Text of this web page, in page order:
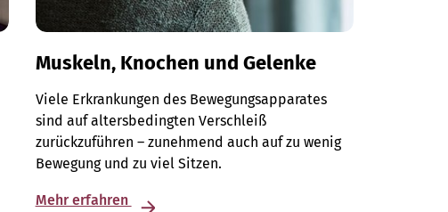
Muskeln, Knochen und Gelenke
Viele Erkrankungen des Bewegungsapparates
sind auf altersbedingten Verschleiß
zurückzuführen – zunehmend auch auf zu wenig
Bewegung und zu viel Sitzen.
Mehr erfahren